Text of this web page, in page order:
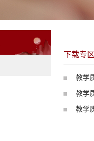
下载专区
教学
教学
教学